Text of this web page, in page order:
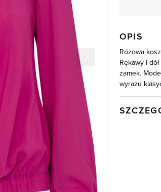
OPIS
Różowa
Rękawy i
zamek.
wyrazu